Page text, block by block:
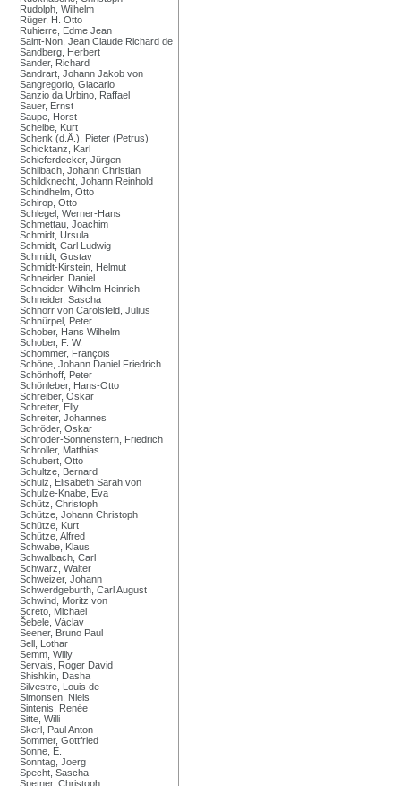
Rudolph, Wilhelm
Rüger, H. Otto
Ruhierre, Edme Jean
Saint-Non, Jean Claude Richard de
Sandberg, Herbert
Sander, Richard
Sandrart, Johann Jakob von
Sangregorio, Giacarlo
Sanzio da Urbino, Raffael
Sauer, Ernst
Saupe, Horst
Scheibe, Kurt
Schenk (d.Ä.), Pieter (Petrus)
Schicktanz, Karl
Schieferdecker, Jürgen
Schilbach, Johann Christian
Schildknecht, Johann Reinhold
Schindhelm, Otto
Schirop, Otto
Schlegel, Werner-Hans
Schmettau, Joachim
Schmidt, Ursula
Schmidt, Carl Ludwig
Schmidt, Gustav
Schmidt-Kirstein, Helmut
Schneider, Daniel
Schneider, Wilhelm Heinrich
Schneider, Sascha
Schnorr von Carolsfeld, Julius
Schnürpel, Peter
Schober, Hans Wilhelm
Schober, F. W.
Schommer, François
Schöne, Johann Daniel Friedrich
Schönhoff, Peter
Schönleber, Hans-Otto
Schreiber, Oskar
Schreiter, Elly
Schreiter, Johannes
Schröder, Oskar
Schröder-Sonnenstern, Friedrich
Schroller, Matthias
Schubert, Otto
Schultze, Bernard
Schulz, Elisabeth Sarah von
Schulze-Knabe, Eva
Schütz, Christoph
Schütze, Johann Christoph
Schütze, Kurt
Schütze, Alfred
Schwabe, Klaus
Schwalbach, Carl
Schwarz, Walter
Schweizer, Johann
Schwerdgeburth, Carl August
Schwind, Moritz von
Screto, Michael
Šebele, Václav
Seener, Bruno Paul
Sell, Lothar
Semm, Willy
Servais, Roger David
Shishkin, Dasha
Silvestre, Louis de
Simonsen, Niels
Sintenis, Renée
Sitte, Willi
Skerl, Paul Anton
Sommer, Gottfried
Sonne, E.
Sonntag, Joerg
Specht, Sascha
Spetner, Christoph